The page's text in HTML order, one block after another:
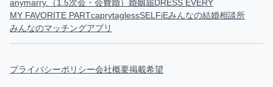
anymarry.（1.5次会・会費婚） 婚姻届DRESS EVERY
MY FAVORITE PARTcaprytaglessSELFiEみんなの結婚相談所
みんなのマッチングアプリ
プライバシーポリシー会社概要掲載希望